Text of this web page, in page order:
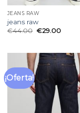
JEANS RAW
jeans raw
€44.00 €29.00
¡Oferta!